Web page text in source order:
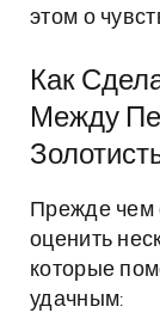
этом о
Как
Между
Прежде чем
оценить
которые
удачным: